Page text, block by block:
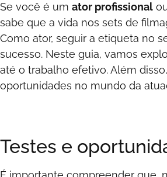
Se você é um ator profissional
sabe que a vida nos sets de
Como ator, seguir a etiqueta no
sucesso. Neste guia, vamos
até o trabalho efetivo. Além
oportunidades no mundo da
Testes e